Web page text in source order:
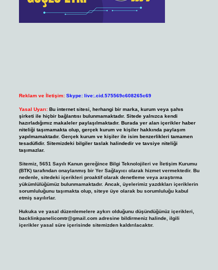
Reklam ve İletişim: Skype: live:.cid.575569c608265c69
Yasal Uyarı: Bu internet sitesi, herhangi bir marka, kurum veya şahıs
şirketi ile hiçbir bağlantısı bulunmamaktadır. Sitede yalnızca kendi
hazırladığımız makaleler paylaşılmaktadır. Burada yer alan içerikler haber
niteliği taşımamakta olup, gerçek kurum ve kişiler hakkında paylaşım
yapılmamaktadır. Gerçek kurum ve kişiler ile isim benzerlikleri tamamen
tesadüfidir. Sitemizdeki bilgiler taslak halindedir ve tavsiye niteliği
taşımazlar.
Sitemiz, 5651 Sayılı Kanun gereğince Bilgi Teknolojileri ve İletişim Kurumu
(BTK) tarafından onaylanmış bir Yer Sağlayıcı olarak hizmet vermektedir. Bu
nedenle, sitedeki içerikleri proaktif olarak denetleme veya araştırma
yükümlülüğümüz bulunmamaktadır. Ancak, üyelerimiz yazdıkları içeriklerin
sorumluluğunu taşımakta olup, siteye üye olarak bu sorumluluğu kabul
etmiş sayılırlar.
Hukuka ve yasal düzenlemelere aykırı olduğunu düşündüğünüz içerikleri,
backlinkpanelicomtr@gmail.comadresine bildirmeniz halinde, ilgili
içerikler yasal süre içerisinde sitemizden kaldırılacaktır.